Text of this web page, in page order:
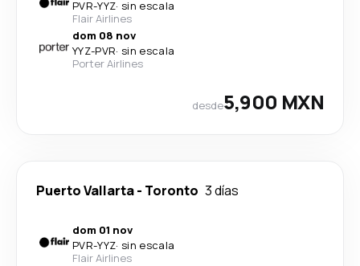
PVR-YYZ· sin escala
Flair Airlines
dom 08 nov
YYZ-PVR· sin escala
Porter Airlines
desde5,900 MXN
Puerto Vallarta- Toronto 3 días
dom 01 nov
PVR-YYZ· sin escala
Flair Airlines